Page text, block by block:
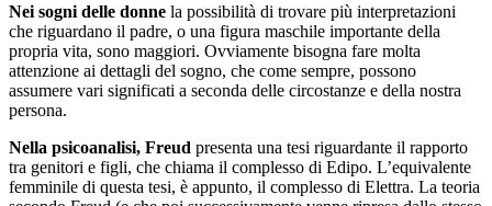
Nei sogni delle donne la possibilità di trovare più interpretazioni
che riguardano il padre, o una figura maschile importante della
propria vita, sono maggiori. Ovviamente bisogna fare molta
attenzione ai dettagli del sogno, che come sempre, possono
assumere vari significati a seconda delle circostanze e della nostra
persona.
Nella psicoanalisi, Freud presenta una tesi riguardante il rapporto
tra genitori e figli, che chiama il complesso di Edipo. L’equivalente
femminile di questa tesi, è appunto, il complesso di Elettra. La teoria